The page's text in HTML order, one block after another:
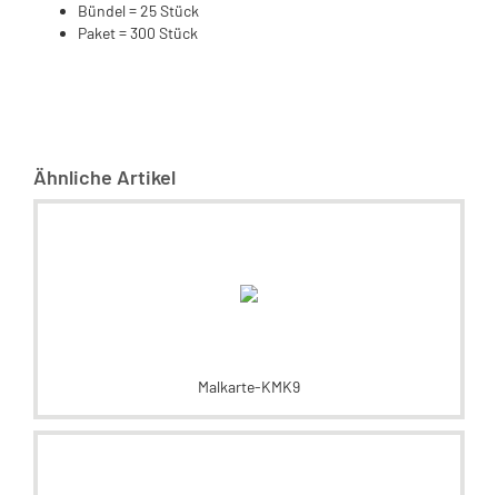
Bündel = 25 Stück
Paket = 300 Stück
Ähnliche Artikel
Malkarte-KMK9